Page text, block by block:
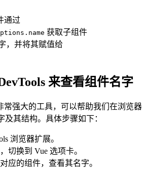
通过
获取子组件
，并将其赋值给
来查看组件名字
常强大的工具，可以帮助我们在浏览器
及其结构。具体步骤如下：
浏览器扩展。
切换到 Vue 选项卡。
应的组件，查看其名字。